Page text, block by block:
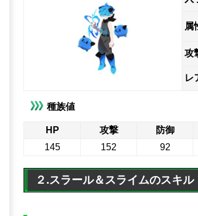
属
攻
レ
種族値
HP 攻撃 防御
145
152 92
２.スラール＆スライムのスキル